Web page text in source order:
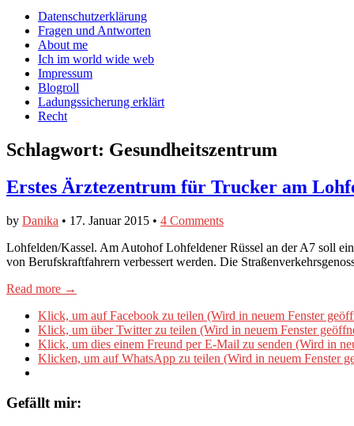
Facebook
anzeigen
Twitter
anzeigen
auf
Instagram
anzeigen
Main
menu
Skip
content
Datenschutzerklärung
Fragen und Antworten
About me
Ich im world wide web
Impressum
Blogroll
Ladungssicherung erklärt
Recht
Schlagwort: Gesundheitszentrum
Erstes Ärztezentrum für Trucker am
by Danika • 17. Januar 2015 • 4 Comments
Lohfelden/Kassel. Am Autohof Lohfeldener Rüssel an der A7 soll
von Berufskraftfahrern verbessert werden. Die
Read more →
Klick, um auf Facebook zu teilen (Wird in neuem Fenster
Klick, um über Twitter zu teilen (Wird in neuem Fenster
Klick, um dies einem Freund per E-Mail zu senden (Wird in
Klicken, um auf WhatsApp zu teilen (Wird in neuem Fenster
Gefällt mir: